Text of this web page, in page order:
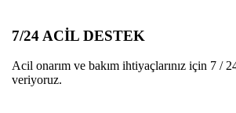
7/24 ACİL DESTEK
Acil onarım ve bakım ihtiyaçlarınız için 7 /
veriyoruz.